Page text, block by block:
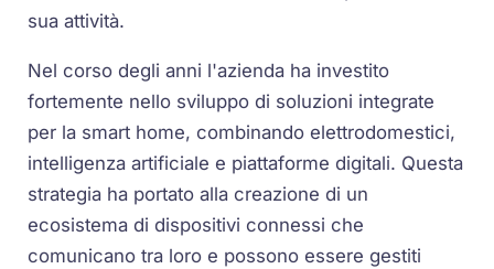
sua attività.
Nel corso degli anni l'azienda ha investito
fortemente nello sviluppo di soluzioni integrate
per la smart home, combinando elettrodomestici,
intelligenza artificiale e piattaforme digitali. Questa
strategia ha portato alla creazione di un
ecosistema di dispositivi connessi che
comunicano tra loro e possono essere gestiti